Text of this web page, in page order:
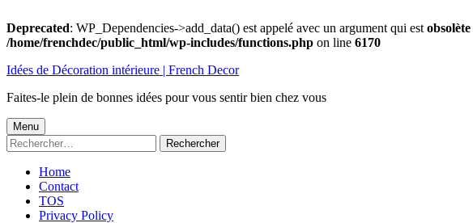
Deprecated: WP_Dependencies->add_data() est appelé avec un argument qui est obsolète
/home/frenchdec/public_html/wp-includes/functions.php on line 6170
au
Idées de Décoration intérieure | French Decor
Faites-le plein de bonnes idées pour vous sentir bien chez vous
Menu
principal
Menu
Rechercher :
Home
Contact
TOS
Privacy Policy